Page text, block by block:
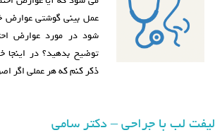
عمل بینی گوشتی عوارض
شود در مورد عوارض
توضیح بدهید؟ در اینجا
ذکر کنم که هر عملی اگر
لیفت لب با جراحی – دکتر سامی